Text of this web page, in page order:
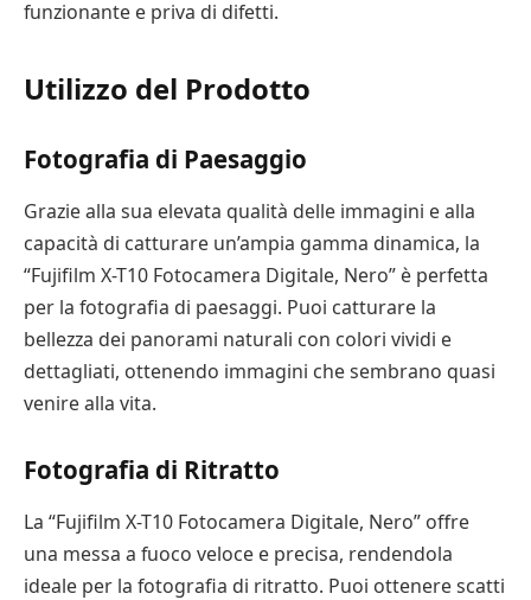
funzionante e priva di difetti.
Utilizzo del Prodotto
Fotografia di Paesaggio
Grazie alla sua elevata qualità delle immagini e alla
capacità di catturare un’ampia gamma dinamica, la
“Fujifilm X-T10 Fotocamera Digitale, Nero” è perfetta
per la fotografia di paesaggi. Puoi catturare la
bellezza dei panorami naturali con colori vividi e
dettagliati, ottenendo immagini che sembrano quasi
venire alla vita.
Fotografia di Ritratto
La “Fujifilm X-T10 Fotocamera Digitale, Nero” offre
una messa a fuoco veloce e precisa, rendendola
ideale per la fotografia di ritratto. Puoi ottenere scatti